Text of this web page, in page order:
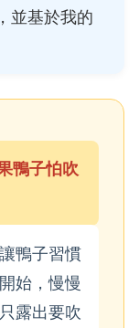
並基於我的
鴨子怕吹
鴨子習慣
始，慢慢
露出要吹